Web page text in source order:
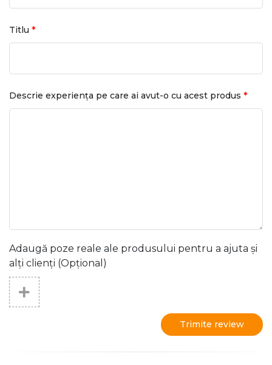
Titlu *
Descrie experiența pe care ai avut-o cu acest produs *
Adaugă poze reale ale produsului pentru a ajuta și
alți clienți (Opțional)
Trimite review